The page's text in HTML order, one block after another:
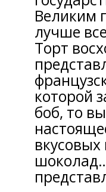
Великим
лучше
Торт
которой
боб, то